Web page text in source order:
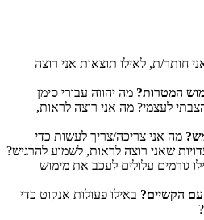
חותר/ת, לאילו תוצאות אני רוצה
המטרות? מה יהווה עבורי סימן
לעצמי? מה אני רוצה לראות,
מה אני צריכה/צריך לעשות כדי
שאני רוצה לראות, לשמוע להרגיש?
גורמים עלולים לעכב את מימוש
הקשיים? באילו פעולות אנקוט כדי